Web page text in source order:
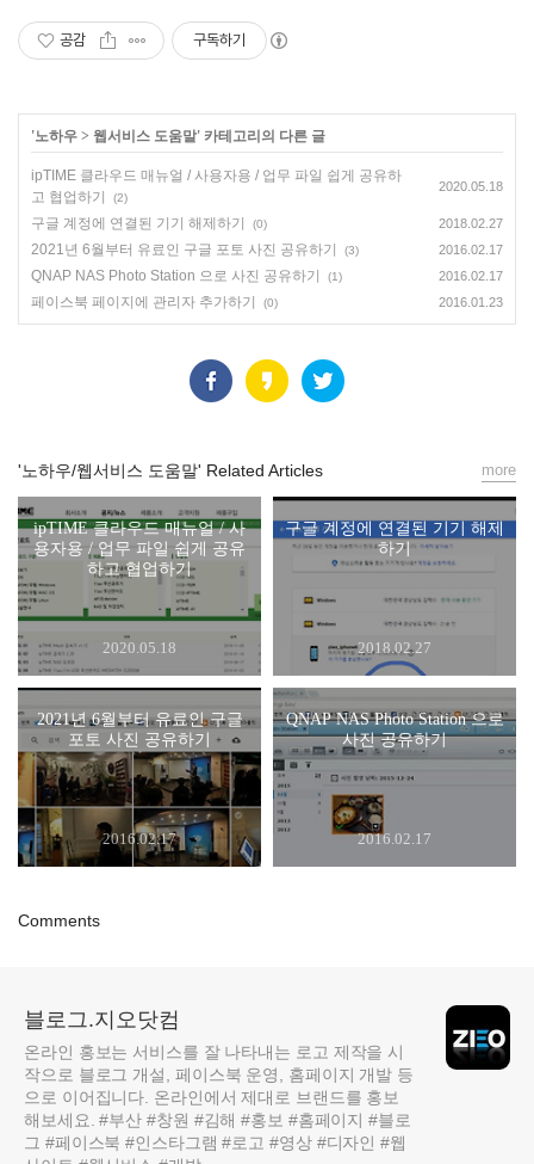
공감 구독하기
'노하우 > 웹서비스 도움말' 카테고리의 다른 글
ipTIME 클라우드 매뉴얼 / 사용자용 / 업무 파일 쉽게 공유하
고 협업하기
(2)
2020.05.18
구글 계정에 연결된 기기 해제하기 (0) 2018.02.27
2021년 6월부터 유료인 구글 포토 사진 공유하기 (3) 2016.02.17
QNAP NAS Photo Station 으로 사진 공유하기 (1) 2016.02.17
페이스북 페이지에 관리자 추가하기 (0) 2016.01.23
'노하우/웹서비스 도움말' Related Articles
ipTIME 클라우드 매뉴얼 / 사
용자용 / 업무 파일 쉽게 공유
하고 협업하기
2020.05.18
구글 계정에 연결된 기기 해제
하기
2018.02.27
2021년 6월부터 유료인 구글
포토 사진 공유하기
2016.02.17
QNAP NAS Photo Station 으로
사진 공유하기
2016.02.17
more
Comments
블로그.지오닷컴
온라인 홍보는 서비스를 잘 나타내는 로고 제작을 시
작으로 블로그 개설, 페이스북 운영, 홈페이지 개발 등
으로 이어집니다. 온라인에서 제대로 브랜드를 홍보
해보세요. #부산 #창원 #김해 #홍보 #홈페이지 #블로
그 #페이스북 #인스타그램 #로고 #영상 #디자인 #웹